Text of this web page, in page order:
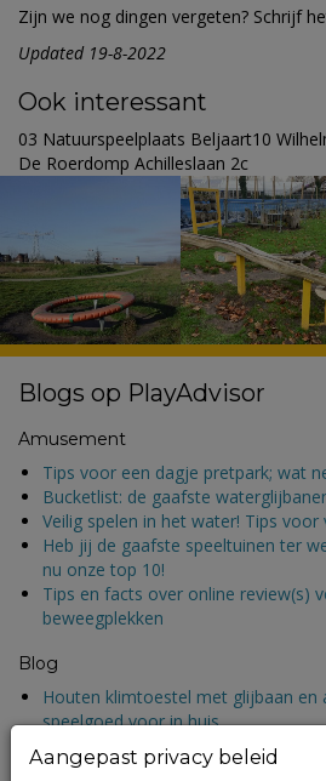
Zijn we nog dingen vergeten? Schrijf
Updated 19-8-2022
Ook interessant
03 Natuurspeelplaats Beljaart10
De Roerdomp Achilleslaan 2c
Blogs op PlayAdvisor
Amusement
Tips voor een dagje pretpark; wat
Bucketlist: de gaafste
Veilig spelen in het water! Tips
Heb jij de gaafste speeltuinen ter
nu onze top 10!
Tips en facts over online review(s)
beweegplekken
Blog
Houten klimtoestel met glijbaan en
speelgoed voor in huis
Handig! De allerleukste speeltuinen
du soleil in Frankrijk
Aangepast privacy beleid